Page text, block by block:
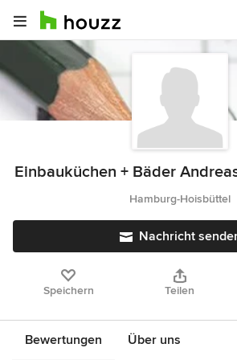
Einbauküchen + Bäder
Hamburg-Hoisbüttel
Nachricht
Speichern Teilen
Bewertungen Über uns